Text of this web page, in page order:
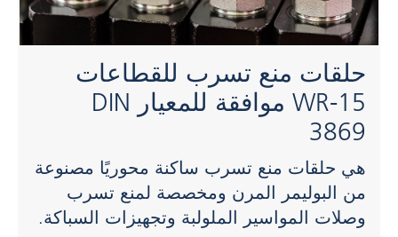
حلقات منع تسرب للقطاعات
WR-15 موافقة للمعيار DIN
3869
هي حلقات منع تسرب ساكنة محوريًا مصنوعة
من البوليمر المرن ومخصصة لمنع تسرب
وصلات المواسير الملولبة وتجهيزات السباكة.